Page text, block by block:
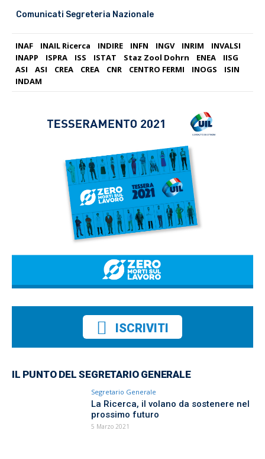
Comunicati Segreteria Nazionale
INAF INAIL Ricerca INDIRE INFN INGV INRIM
INVALSI
INAPP
ISPRA ISS ISTAT Staz Zool Dohrn ENEA
IISG
ASI
ASI CREA CREA CNR CENTRO FERMI INOGS
ISIN
INDAM
ISCRIVITI
IL PUNTO DEL SEGRETARIO GENERALE
Segretario Generale
La Ricerca, il volano da sostenere nel
prossimo futuro
5 Marzo 2021